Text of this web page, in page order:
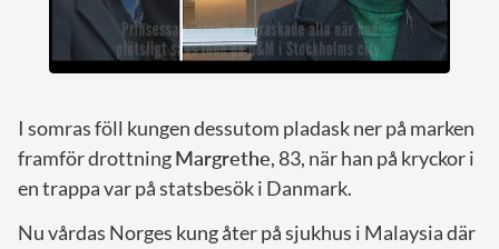
I somras föll kungen dessutom pladask ner på marken
framför drottningMargrethe, 83, när han på kryckor i
en trappa var på statsbesök i Danmark.
Nu vårdas Norges kung åter på sjukhus i Malaysia där